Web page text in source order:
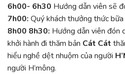
6h00- 6h30 Hướng dẫn viên sẽ
7h00: Quý khách thưởng thức
8h00 8h30: Hướng dẫn viên đón
khởi hành đi thăm bản Cát Cát
hiểu nghề dệt nhuộm của người
người H’mông.